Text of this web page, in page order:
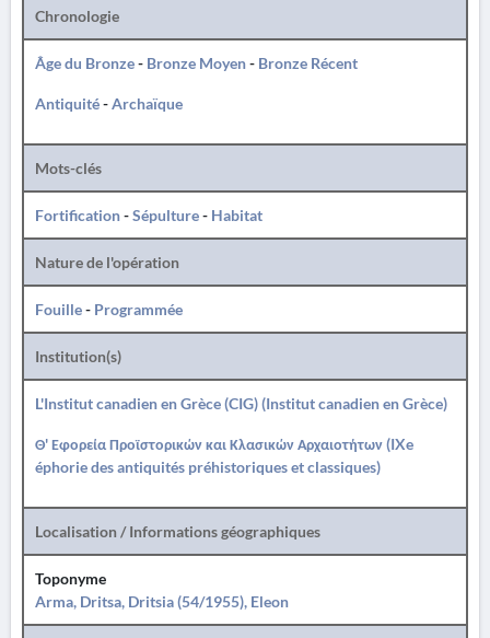
Chronologie
Âge du Bronze- Bronze Moyen- Bronze Récent
Antiquité-Archaïque
Mots-clés
Fortification-Sépulture- Habitat
Nature de l'opération
Fouille- Programmée
Institution(s)
L'Institut canadien en Grèce (CIG) (Institut canadien en Grèce)
Θ' Εφορεία Προϊστορικών και Κλασικών Αρχαιοτήτων (IXe
éphorie des antiquités préhistoriques et classiques)
Localisation / Informations géographiques
Toponyme
Arma, Dritsa, Dritsia (54/1955), Eleon